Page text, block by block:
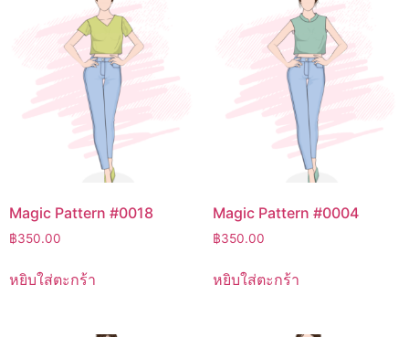
Magic Pattern #0018
฿350.00
หยิบใส่ตะกร้า
Magic Pattern #0004
฿350.00
หยิบใส่ตะกร้า